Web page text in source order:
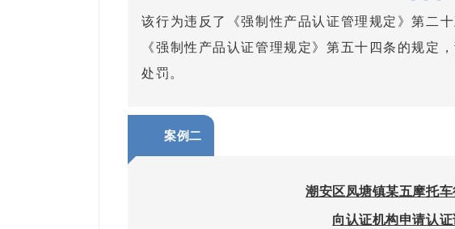
该行为违反了《强制性产品认证管理规定》第二
《强制性产品认证管理规定》第五十四条的规定
处罚。
案例二
潮安区凤塘镇某五摩托
向认证机构申请认